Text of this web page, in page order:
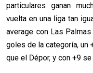
particulares ganan
vuelta en una liga tan
average con Las
goles de la categoría, un
que el Dépor, y con +9